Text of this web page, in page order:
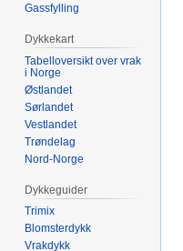
Gassfylling
Dykkekart
Tabelloversikt over vrak
i Norge
Østlandet
Sørlandet
Vestlandet
Trøndelag
Nord-Norge
Dykkeguider
Trimix
Blomsterdykk
Vrakdykk